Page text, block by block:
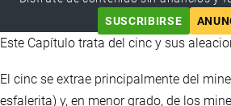
SUSCRIBIRSE
Este Capítulo trata del cinc y sus
El cinc se extrae principalmente del
esfalerita) y, en menor grado, de los